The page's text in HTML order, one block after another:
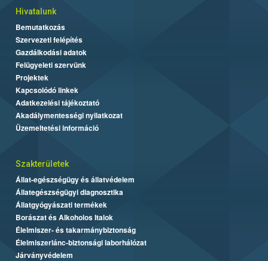
Hivatalunk
Bemutatkozás
Szervezeti felépítés
Gazdálkodási adatok
Felügyeleti szervünk
Projektek
Kapcsolódó linkek
Adatkezelési tájékoztató
Akadálymentességi nyilatkozat
Üzemeltetési információ
Szakterületek
Állat-egészségügy és állatvédelem
Állategészségügyi diagnosztika
Állatgyógyászati termékek
Borászat és Alkoholos Italok
Élelmiszer- és takarmánybiztonság
Élelmiszerlánc-biztonsági laborhálózat
Járványvédelem